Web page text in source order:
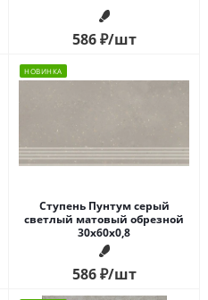
586₽/шт
НОВИНКА
Ступень Пунтум серый
светлый матовый обрезной
30x60x0,8
586₽/шт